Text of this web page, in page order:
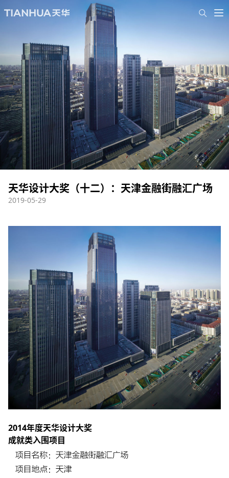
天华设计大奖（十二）：天津金融街融汇广场
2019-05-29
2014年度天华设计大奖
成就类入围项目